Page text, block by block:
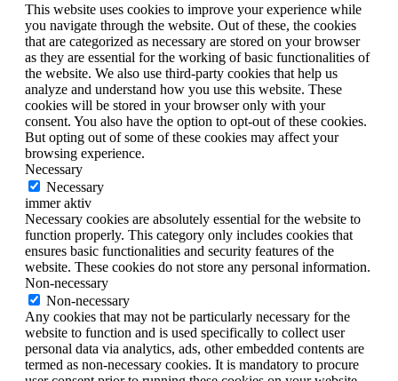
This website uses cookies to improve your experience while
you navigate through the website. Out of these, the cookies
that are categorized as necessary are stored on your browser
as they are essential for the working of basic functionalities of
the website. We also use third-party cookies that help us
analyze and understand how you use this website. These
cookies will be stored in your browser only with your
consent. You also have the option to opt-out of these cookies.
But opting out of some of these cookies may affect your
browsing experience.
Necessary
Necessary
immer aktiv
Necessary cookies are absolutely essential for the website to
function properly. This category only includes cookies that
ensures basic functionalities and security features of the
website. These cookies do not store any personal information.
Non-necessary
Non-necessary
Any cookies that may not be particularly necessary for the
website to function and is used specifically to collect user
personal data via analytics, ads, other embedded contents are
termed as non-necessary cookies. It is mandatory to procure